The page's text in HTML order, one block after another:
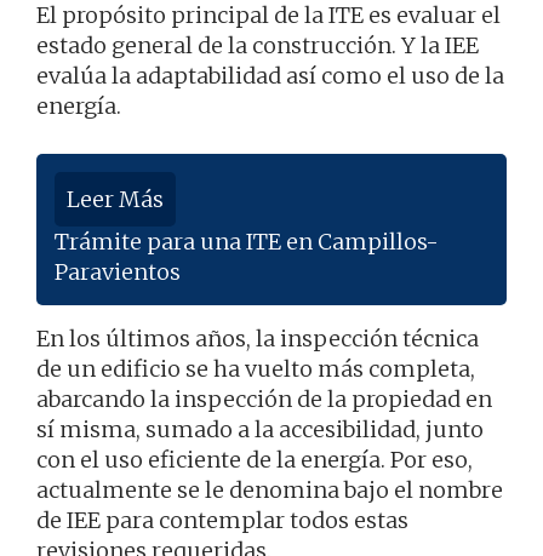
El propósito principal de la ITE es evaluar el
estado general de la construcción. Y la IEE
evalúa la adaptabilidad así como el uso de la
energía.
Leer Más
Trámite para una ITE en Campillos-
Paravientos
En los últimos años, la inspección técnica
de un edificio se ha vuelto más completa,
abarcando la inspección de la propiedad en
sí misma, sumado a la accesibilidad, junto
con el uso eficiente de la energía. Por eso,
actualmente se le denomina bajo el nombre
de IEE para contemplar todos estas